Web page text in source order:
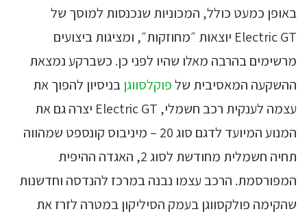
באופן כמעט כולל, המכוניות שנכנסות למוסך של
Electric GT יוצאות ״מחוזקות״, ומציגות ביצועים
מרשימים בהרבה מאלו שהיו לפני כן. כשברקע נמצאת
ההשקעה המאסיבית שלפוקלסווגןבניסיון להפוך את
עצמה לענקית רכב חשמלי, Electric GT יצרה גם את
המנוע המיועד לדגם סוג 20 – מיניבוס קונספט שמהווה
תחיה חשמלית מחודשת לסוג 2, האגדה ההיפית
המפורסמת. הרכב עצמו נבנה במרכז להנדסה וחדשנות
שהקימה פולקסווגן בעמק הסיליקון במטרה לזרז את